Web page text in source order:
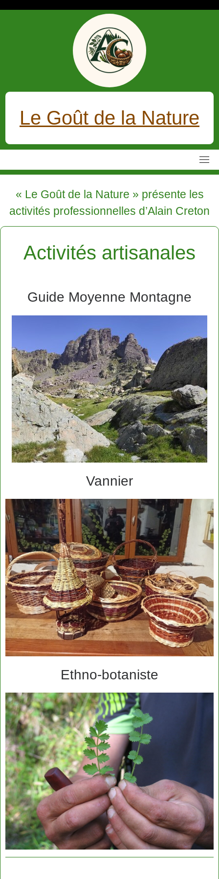
Le Goût de la Nature
« Le Goût de la Nature » présente les
activités professionnelles d’Alain Creton
Activités artisanales
Guide Moyenne Montagne
Vannier
Ethno-botaniste